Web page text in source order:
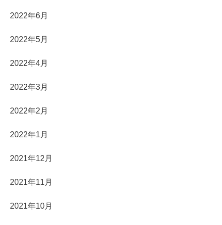
2022年6月
2022年5月
2022年4月
2022年3月
2022年2月
2022年1月
2021年12月
2021年11月
2021年10月